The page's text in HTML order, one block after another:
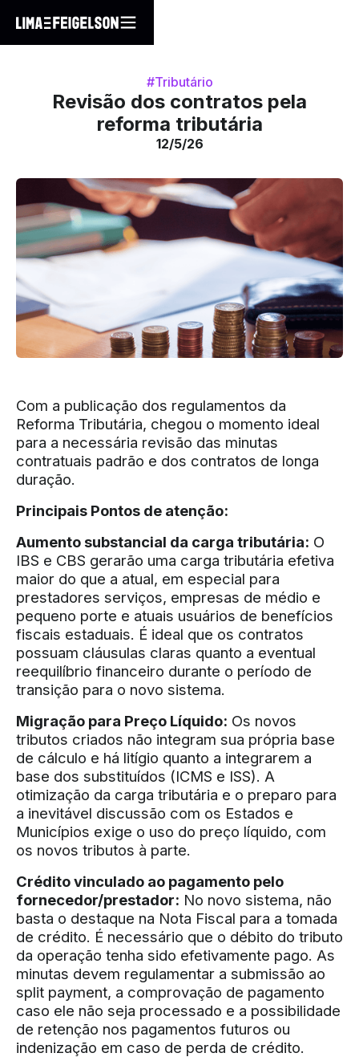
#Tributário
Revisão dos contratos pela
reforma tributária
12/5/26
Com a publicação dos regulamentos da
Reforma Tributária, chegou o momento ideal
para a necessária revisão das minutas
contratuais padrão e dos contratos de longa
duração.
Principais Pontos de atenção:
Aumento substancial da carga tributária: O
IBS e CBS gerarão uma carga tributária efetiva
maior do que a atual, em especial para
prestadores serviços, empresas de médio e
pequeno porte e atuais usuários de benefícios
fiscais estaduais. É ideal que os contratos
possuam cláusulas claras quanto a eventual
reequilíbrio financeiro durante o período de
transição para o novo sistema.
Migração para Preço Líquido: Os novos
tributos criados não integram sua própria base
de cálculo e há litígio quanto a integrarem a
base dos substituídos (ICMS e ISS). A
otimização da carga tributária e o preparo para
a inevitável discussão com os Estados e
Municípios exige o uso do preço líquido, com
os novos tributos à parte.
Crédito vinculado ao pagamento pelo
fornecedor/prestador: No novo sistema, não
basta o destaque na Nota Fiscal para a tomada
de crédito. É necessário que o débito do tributo
da operação tenha sido efetivamente pago. As
minutas devem regulamentar a submissão ao
split payment, a comprovação de pagamento
caso ele não seja processado e a possibilidade
de retenção nos pagamentos futuros ou
indenização em caso de perda de crédito.